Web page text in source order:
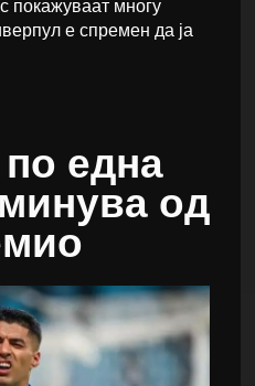
покажуваат многу
е спремен да ја
една
од